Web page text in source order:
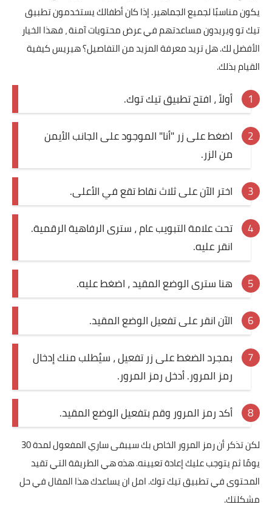
يكون مناسبًا لجميع الجماهير. إذا كان أطفالك يستخدمون تطبيق
تيك تو ويريدون مساعدتهم في عرض محتويات آمنة ، فهذا الخيار
الأفضل لك. هل تريد معرفة المزيد من التفاصيل؟ هيريس كيفية
القيام بذلك.
أولاً ، افتح تطبيق تيك توك.
اضغط على زر "أنا" الموجود على الجانب الأيمن
من الزر.
اختر الآن على ثلاث نقاط تقع في الأعلى.
تحت علامة التبويب عام ، سترى الرفاهية الرقمية.
انقر عليه.
هنا سترى الوضع المقيد ، اضغط عليه.
الآن انقر على تفعيل الوضع المقيد.
بمجرد الضغط على زر تفعيل ، سيُطلب منك إدخال
رمز المرور. أدخل رمز المرور.
أكد رمز المرور وقم بتفعيل الوضع المقيد.
لكن تذكر أن رمز المرور الخاص بك سيبقى ساري المفعول لمدة 30
يومًا ثم يتوجب عليك إعادة تعيينه. هذه هي الطريقة التي تقيد
المحتوى في تطبيق تيك توك. امل ان يساعدك هذا المقال في حل
مشكلتك.